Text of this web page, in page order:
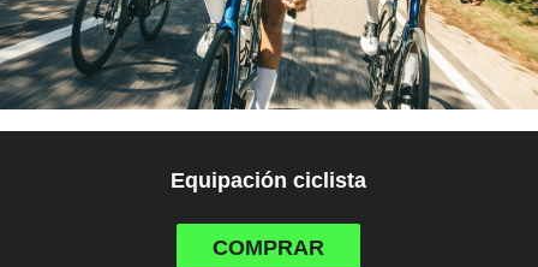
Equipación ciclista
COMPRAR